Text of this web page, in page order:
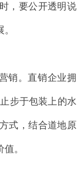
，要公开透明说
销。直销企业拥
步于包装上的水
式，结合道地原
。